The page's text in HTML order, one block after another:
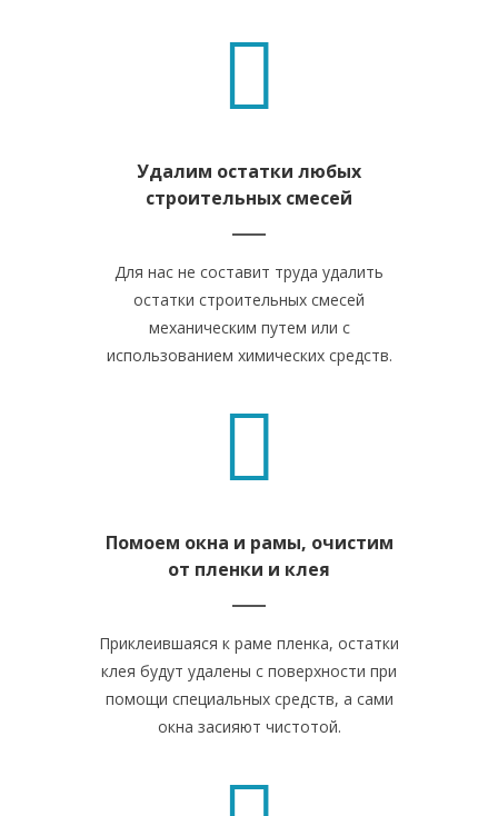
Удалим остатки любых
строительных смесей
Для нас не составит труда удалить
остатки строительных смесей
механическим путем или с
использованием химических средств.
Помоем окна и рамы, очистим
от пленки и клея
Приклеившаяся к раме пленка, остатки
клея будут удалены с поверхности при
помощи специальных средств, а сами
окна засияют чистотой.